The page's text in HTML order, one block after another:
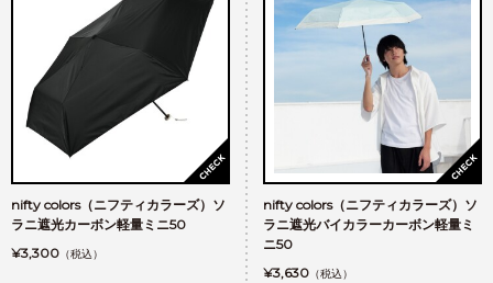
nifty colors（ニフティカラーズ）ソ
ラニ遮光カーボン軽量ミニ50
¥3,300 （税込）
nifty colors（ニフティカラーズ）ソ
ラニ遮光バイカラーカーボン軽量ミ
ニ50
¥3,630 （税込）